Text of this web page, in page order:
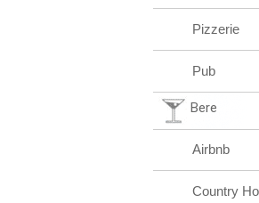
Pizzerie
Pub
Bere
Airbnb
Country